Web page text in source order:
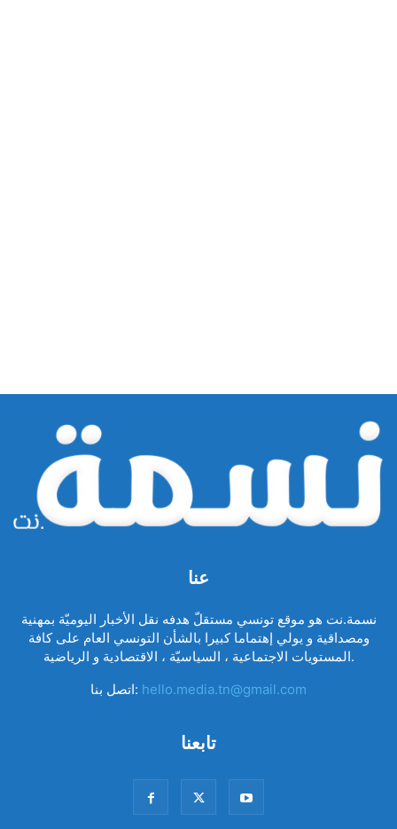
عنا
نسمة.نت هو موقع تونسي مستقلّ هدفه نقل الأخبار اليوميّة بمهنية
ومصداقية و يولي إهتماما كبيرا بالشأن التونسي العام على كافة
المستويات الاجتماعية ، السياسيّة ، الاقتصادية و الرياضية.
اتصل بنا: hello.media.tn@gmail.com
تابعنا